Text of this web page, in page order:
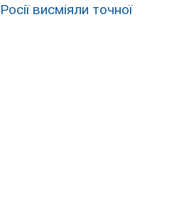
висміяли точної